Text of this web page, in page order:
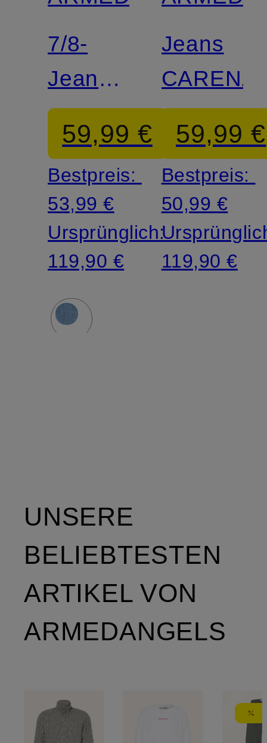
Zertifiziert
7/8-
Jeans
MAIRAA
59,99 €
Bestpreis:
53,99 €
Ursprünglich:
119,90 €
Zertifiziert
Jeans
59,99 €
Bestpreis:
50,99 €
119,90 €
UNSERE
BELIEBTESTEN
ARTIKEL VON
ARMEDANGELS